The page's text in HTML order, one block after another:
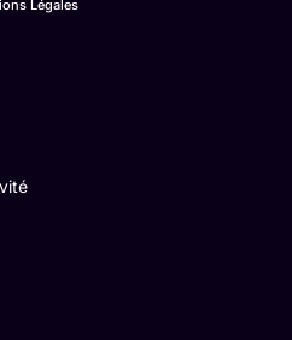
Légales